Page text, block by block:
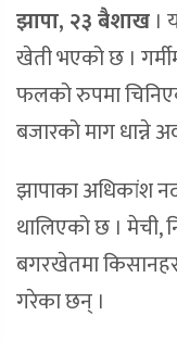
झापा, २३ बैशाख ।
खेती भएको छ ।
फलको रुपमा
बजारको माग
झापाका अधिकांश
थालिएको छ । मेची,
बगरखेतमा
गरेका छन् ।